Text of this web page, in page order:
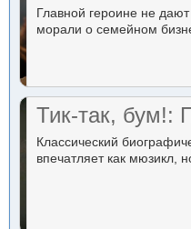
Главной героине не
морали о семейном
Тик-так, бум!:
Классический
впечатляет как мюзикл,